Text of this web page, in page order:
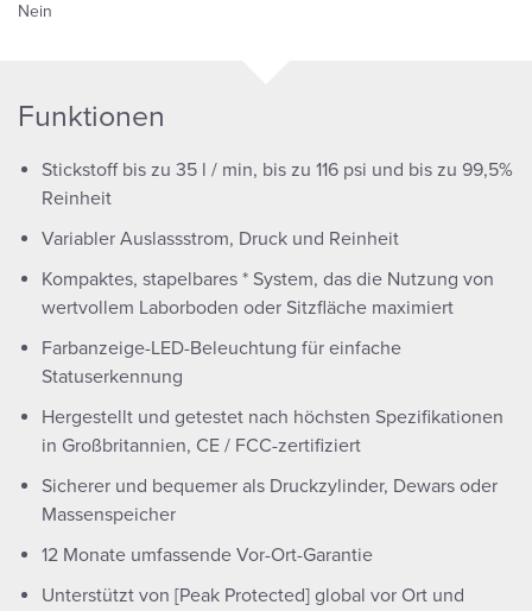
Nein
Funktionen
Stickstoff bis zu 35 l / min, bis zu 116 psi und bis zu 99,5%
Reinheit
Variabler Auslassstrom, Druck und Reinheit
Kompaktes, stapelbares * System, das die Nutzung von
wertvollem Laborboden oder Sitzfläche maximiert
Farbanzeige-LED-Beleuchtung für einfache
Statuserkennung
Hergestellt und getestet nach höchsten Spezifikationen
in Großbritannien, CE / FCC-zertifiziert
Sicherer und bequemer als Druckzylinder, Dewars oder
Massenspeicher
12 Monate umfassende Vor-Ort-Garantie
Unterstützt von [Peak Protected] global vor Ort und